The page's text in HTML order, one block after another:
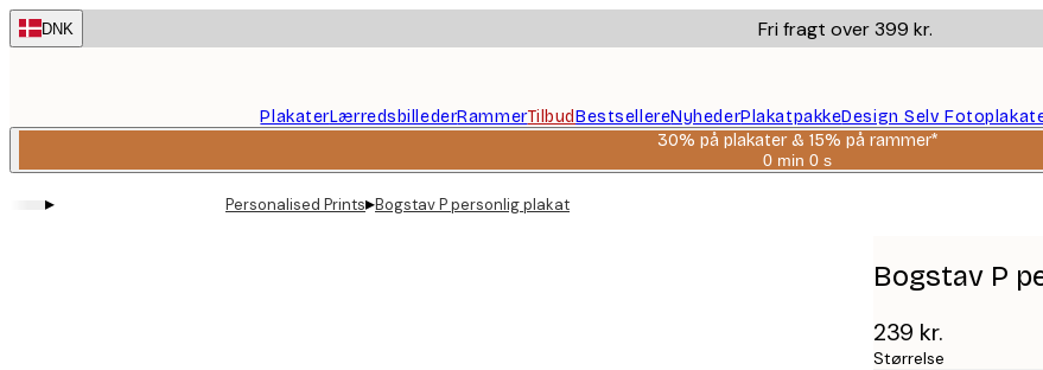
Skip
to
DNK Fri fragt over 399 kr.
PlakaterLærredsbillederRammerTilbudBestsellereNyhederPlakatpakkeDesign Selv
30% på plakater & 15% på rammer*
0 min 0 s
Gyldig
▸ Personalised Prints▸Bogstav P personlig plakat
Bogstav P
239 kr.
Størrelse